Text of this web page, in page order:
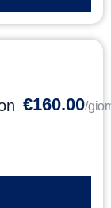
€160.00/